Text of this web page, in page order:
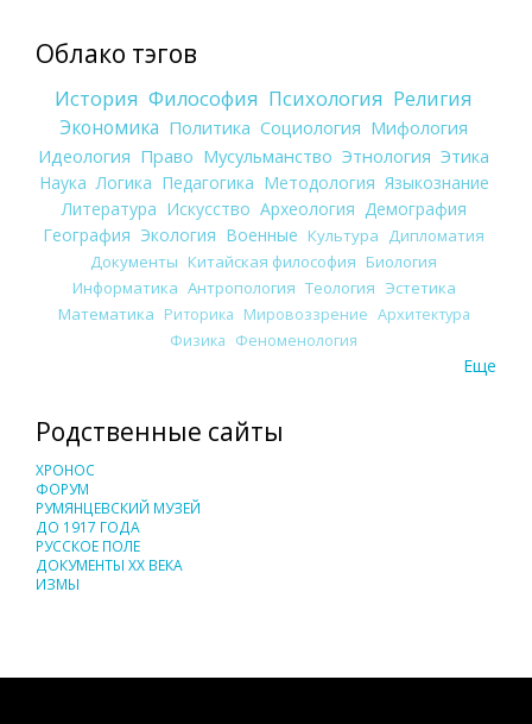
Облако тэгов
История Философия Психология Религия
Экономика Политика Социология Мифология
Идеология Право Мусульманство Этнология Этика
Наука Логика Педагогика Методология Языкознание
Литература Искусство Археология Демография
География Экология Военные Культура
Дипломатия
Документы Китайская философия Биология
Информатика Антропология Теология Эстетика
Математика Риторика Мировоззрение Архитектура
Физика Феноменология
Еще
Родственные сайты
ХРОНОС
ФОРУМ
РУМЯНЦЕВСКИЙ МУЗЕЙ
ДО 1917 ГОДА
РУССКОЕ ПОЛЕ
ДОКУМЕНТЫ XX ВЕКА
ИЗМЫ